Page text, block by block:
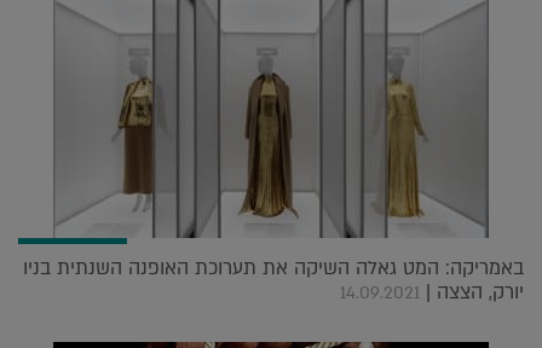
באמריקה: המט גאלה השיקה את תערוכת האופנה השנתית בניו
יורק, הצצה | 14.09.2021